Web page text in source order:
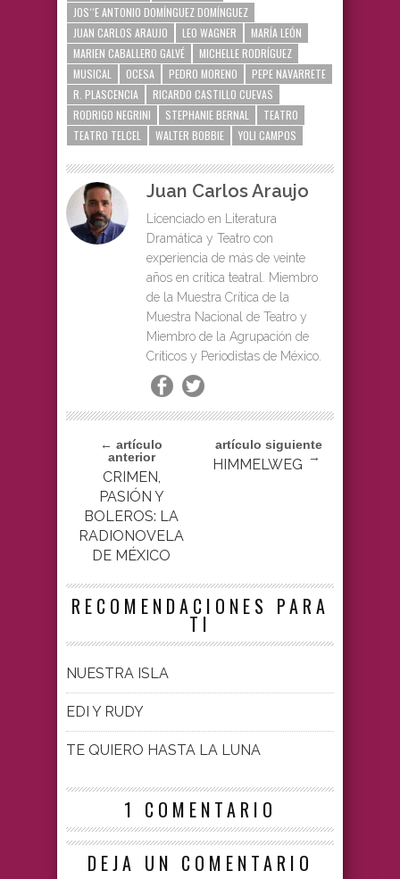
JOS´´E ANTONIO DOMÍNGUEZ DOMÍNGUEZ
JUAN CARLOS ARAUJO
LEO WAGNER
MARÍA LEÓN
MARIEN CABALLERO GALVÉ
MICHELLE RODRÍGUEZ
MUSICAL
OCESA PEDRO MORENO
PEPE NAVARRETE
R. PLASCENCIA
RICARDO CASTILLO CUEVAS
RODRIGO NEGRINI
STEPHANIE BERNAL
TEATRO
TEATRO TELCEL
WALTER BOBBIE YOLI CAMPOS
Juan Carlos Araujo
Licenciado en Literatura
Dramática y Teatro con
experiencia de más de veinte
años en crítica teatral. Miembro
de la Muestra Crítica de la
Muestra Nacional de Teatro y
Miembro de la Agrupación de
Críticos y Periodistas de México.
← artículo
anterior
CRIMEN,
PASIÓN Y
BOLEROS: LA
RADIONOVELA
DE MÉXICO
artículo siguiente
→
HIMMELWEG
RECOMENDACIONES PARA
TI
NUESTRA ISLA
EDI Y RUDY
TE QUIERO HASTA LA LUNA
1 COMENTARIO
DEJA UN COMENTARIO